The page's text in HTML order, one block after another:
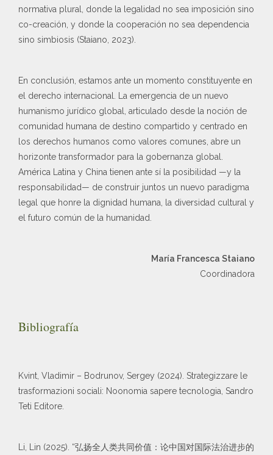
normativa plural, donde la legalidad no sea imposición sino
co-creación, y donde la cooperación no sea dependencia
sino simbiosis (Staiano, 2023).
En conclusión, estamos ante un momento constituyente en
el derecho internacional. La emergencia de un nuevo
humanismo jurídico global, articulado desde la noción de
comunidad humana de destino compartido y centrado en
los derechos humanos como valores comunes, abre un
horizonte transformador para la gobernanza global.
América Latina y China tienen ante sí la posibilidad —y la
responsabilidad— de construir juntos un nuevo paradigma
legal que honre la dignidad humana, la diversidad cultural y
el futuro común de la humanidad.
María Francesca Staiano
Coordinadora
Bibliografía
Kvint, Vladimir – Bodrunov, Sergey (2024). Strategizzare le
trasformazioni sociali: Noonomia sapere tecnologia, Sandro
Teti Editore.
Li, Lin (2025). “弘扬全人类共同价值：论中国对国际法治进步的